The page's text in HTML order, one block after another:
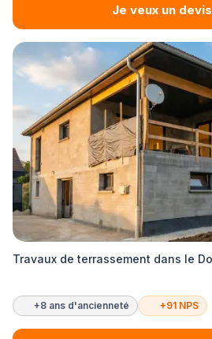
Je veux un
Travaux de terrassement dans le
+8 ans d'ancienneté +91 NPS